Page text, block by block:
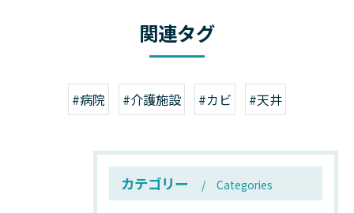
関連タグ
#病院 #介護施設 #カビ #天井
カテゴリー Categories